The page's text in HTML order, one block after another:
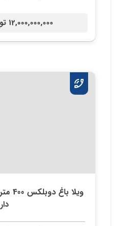
12,000,000,000 تومان /
دار